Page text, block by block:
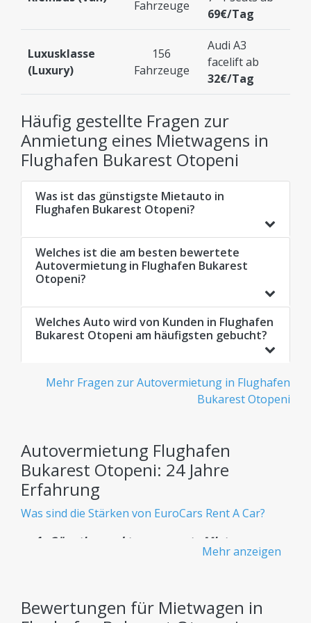
Fahrzeuge
69€/Tag
Luxusklasse
(Luxury)
156
Fahrzeuge
Audi A3
facelift ab
32€/Tag
Häufig gestellte Fragen zur
Anmietung eines Mietwagens in
Flughafen Bukarest Otopeni
Was ist das günstigste Mietauto in
Flughafen Bukarest Otopeni?
Welches ist die am besten bewertete
Autovermietung in Flughafen Bukarest
Otopeni?
Welches Auto wird von Kunden in Flughafen
Bukarest Otopeni am häufigsten gebucht?
Mehr Fragen zur Autovermietung in Flughafen
Bukarest Otopeni
Autovermietung Flughafen
Bukarest Otopeni: 24 Jahre
Erfahrung
Was sind die Stärken von EuroCars Rent A Car?
Günstige und transparente Mietwagen -
Keine versteckten Gebühren
– ohne versteckte Kosten.
Mehr anzeigen
Bewertungen für Mietwagen in